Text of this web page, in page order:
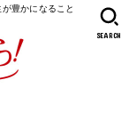
豊かになること
SEARCH